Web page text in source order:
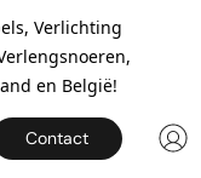
Verlichting
en België!
Contact